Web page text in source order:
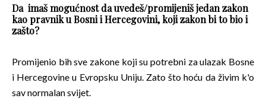
Da imaš mogućnost da uvedeš/promijeniš jedan zakon
kao pravnik u Bosni i Hercegovini, koji zakon bi to bio i
zašto?
Promijenio bih sve zakone koji su potrebni za ulazak Bosne
i Hercegovine u Evropsku Uniju. Zato što hoću da živim k'o
sav normalan svijet.